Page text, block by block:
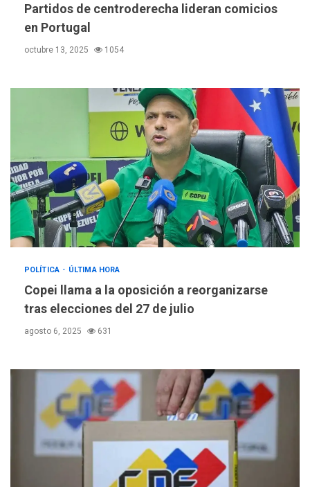
Partidos de centroderecha lideran comicios
en Portugal
octubre 13, 2025 1054
POLÍTICA ÚLTIMA HORA
Copei llama a la oposición a reorganizarse
tras elecciones del 27 de julio
agosto 6, 2025 631
LATINOAMÉRICA Y CARIBE
TITULARES
ÚLTIMA HORA
REGIONALES ÚLTIMA HORA
Libro de Guadalupe Burelli
Margarita
REGIONALES ÚLTIMA HORA